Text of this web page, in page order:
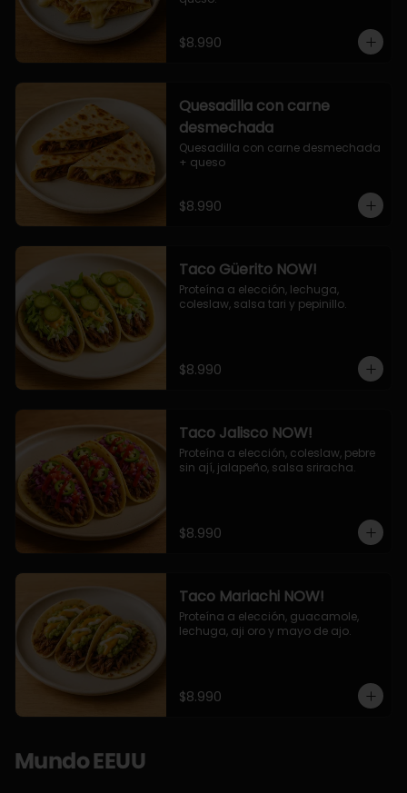
$8.990
Quesadilla con carne
desmechada
Quesadilla con carne desmechada
+ queso
$8.990
Taco Güerito NOW!
Proteína a elección, lechuga,
coleslaw, salsa tari y pepinillo.
$8.990
Taco Jalisco NOW!
Proteína a elección, coleslaw, pebre
sin ají, jalapeño, salsa sriracha.
$8.990
Taco Mariachi NOW!
Proteína a elección, guacamole,
lechuga, aji oro y mayo de ajo.
$8.990
Mundo EEUU